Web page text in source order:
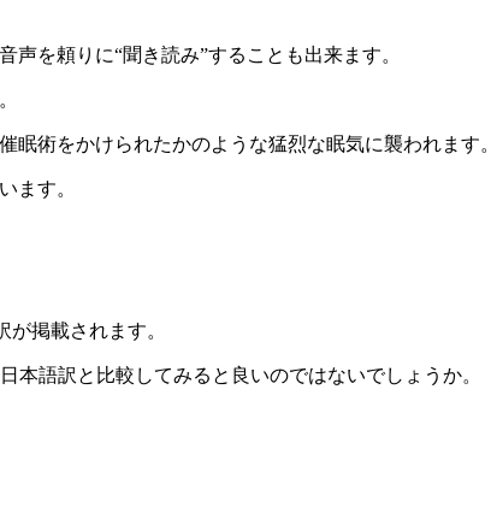
を頼りに“聞き読み”することも出来ます。
術をかけられたかのような猛烈な眠気に襲われます。
ます。
掲載されます。
本語訳と比較してみると良いのではないでしょうか。